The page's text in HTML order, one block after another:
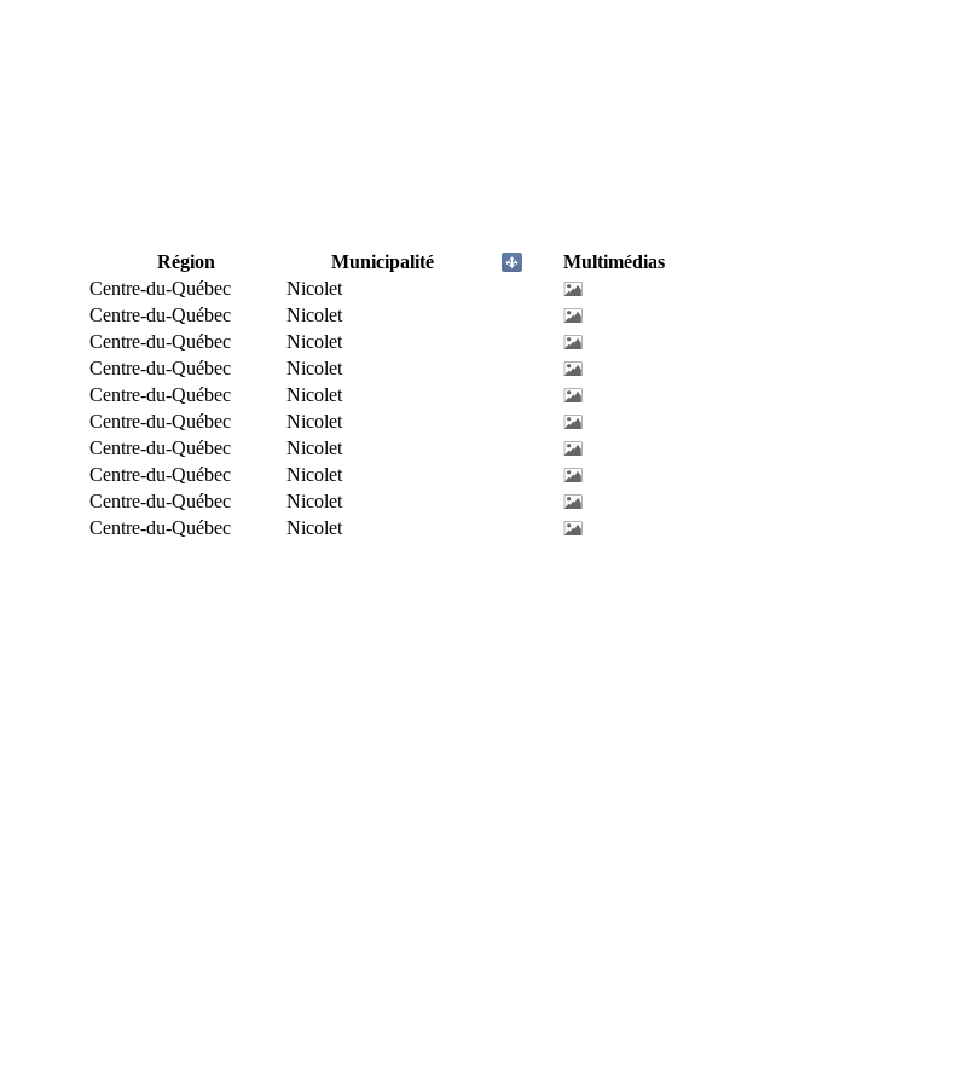
Région Municipalité
Multimédias
Centre-du-Québec
Nicolet
Centre-du-Québec
Nicolet
Centre-du-Québec
Nicolet
Centre-du-Québec
Nicolet
Centre-du-Québec
Nicolet
Centre-du-Québec
Nicolet
Centre-du-Québec
Nicolet
Centre-du-Québec
Nicolet
Centre-du-Québec
Nicolet
Centre-du-Québec Nicolet